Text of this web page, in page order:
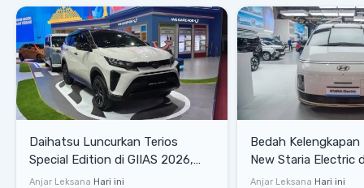
Daihatsu Luncurkan Terios
Special Edition di GIIAS 2026,
Stok Terbatas
Anjar Leksana Hari ini
Bedah Kelengkapan
New Staria Electric
yang Dikenalkan di
Anjar Leksana Hari ini